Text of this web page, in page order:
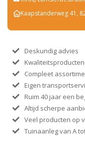
Kaapstanderweg 41,
Deskundig advies
Kwaliteitsproducten
Compleet
Eigen
Ruim 40 jaar een
Altijd scherpe
Veel producten op
Tuinaanleg van A